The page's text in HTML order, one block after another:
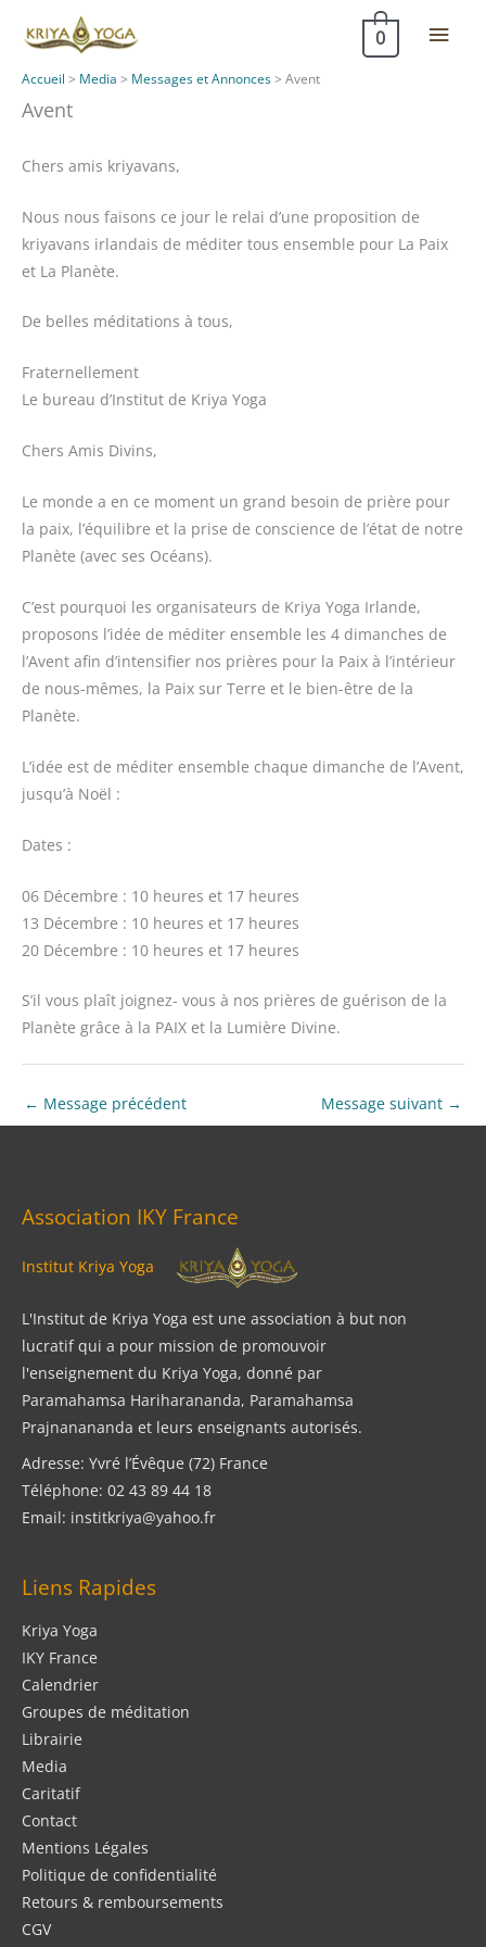
0
Accueil > Media > Messages et Annonces> Avent
Avent
Chers amis kriyavans,
Nous nous faisons ce jour le relai d’une proposition de
kriyavans irlandais de méditer tous ensemble pour La Paix
et La Planète.
De belles méditations à tous,
Fraternellement
Le bureau d’Institut de Kriya Yoga
Chers Amis Divins,
Le monde a en ce moment un grand besoin de prière pour
la paix, l’équilibre et la prise de conscience de l’état de notre
Planète (avec ses Océans).
C’est pourquoi les organisateurs de Kriya Yoga Irlande,
proposons l’idée de méditer ensemble les 4 dimanches de
l’Avent afin d’intensifier nos prières pour la Paix à l’intérieur
de nous-mêmes, la Paix sur Terre et le bien-être de la
Planète.
L’idée est de méditer ensemble chaque dimanche de l’Avent,
jusqu’à Noël :
Dates :
06 Décembre : 10 heures et 17 heures
13 Décembre : 10 heures et 17 heures
20 Décembre : 10 heures et 17 heures
S’il vous plaît joignez- vous à nos prières de guérison de la
Planète grâce à la PAIX et la Lumière Divine.
← Message précédent Message suivant →
Association IKY France
Institut Kriya Yoga
L'Institut de Kriya Yoga est une association à but non
lucratif qui a pour mission de promouvoir
l'enseignement du Kriya Yoga, donné par
Paramahamsa Hariharananda, Paramahamsa
Prajnanananda et leurs enseignants autorisés.
Adresse: Yvré l’Évêque (72) France
Téléphone: 02 43 89 44 18
Email: institkriya@yahoo.fr
Liens Rapides
Kriya Yoga
IKY France
Calendrier
Groupes de méditation
Librairie
Media
Caritatif
Contact
Mentions Légales
Politique de confidentialité
Retours & remboursements
CGV